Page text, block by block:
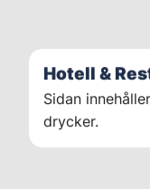
Hotell &
Sidan
drycker.